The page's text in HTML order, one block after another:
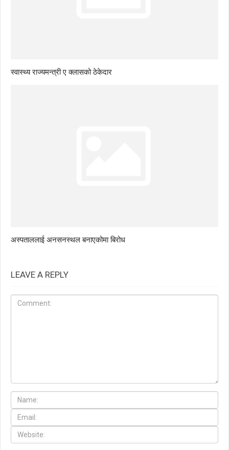
स्वास्थ्य राज्यमन्त्री ए क्लासको ठेकेदार
अस्पताललाई अनसनस्थल बनाएकोमा बिरोध
LEAVE A REPLY